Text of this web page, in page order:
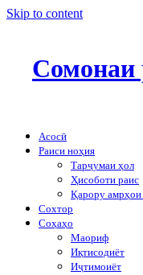
Skip to content
Сомонаи
Асосӣ
Раиси ноҳия
Тарҷумаи ҳол
Ҳисоботи раис
Қарору амрҳои
Сохтор
Соҳаҳо
Маориф
Иқтисодиёт
Иҷтимоиёт